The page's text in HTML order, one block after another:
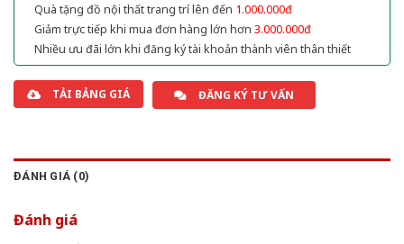
Quà tặng đồ nội thất trang trí lên đến 1.000.000đ
Giảm trực tiếp khi mua đơn hàng lớn hơn 3.000.000đ
Nhiều ưu đãi lớn khi đăng ký tài khoản thành viên thân thiết
TẢI BẢNG GIÁ ĐĂNG KÝ TƯ VẤN
ĐÁNH GIÁ (0)
Đánh giá